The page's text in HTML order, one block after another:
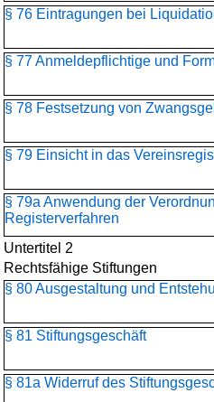
§ 76 Eintragungen bei
§ 77 Anmeldepflichtige und
§ 78 Festsetzung von
§ 79 Einsicht in das
§ 79a Anwendung der
Registerverfahren
Untertitel 2
Rechtsfähige Stiftungen
§ 80 Ausgestaltung und
§ 81 Stiftungsgeschäft
§ 81a Widerruf des